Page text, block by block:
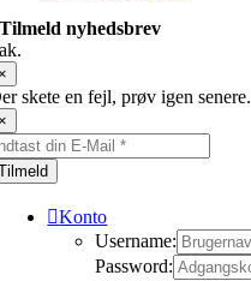
Tilmeld nyhedsbrev
skete en fejl, prøv igen senere.
Konto
Username:
Password: